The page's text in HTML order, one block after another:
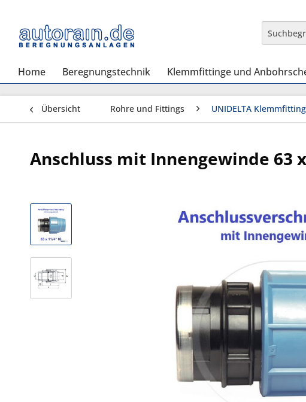
Home Beregnungstechnik Klemmfittinge und
Übersicht Rohre und Fittings UNIDELTA
Anschluss mit Innengewinde 63